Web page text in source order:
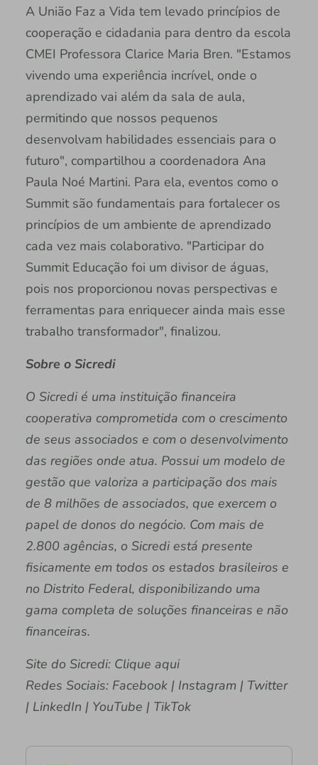
A União Faz a Vida tem levado princípios de
cooperação e cidadania para dentro da escola
CMEI Professora Clarice Maria Bren. "Estamos
vivendo uma experiência incrível, onde o
aprendizado vai além da sala de aula,
permitindo que nossos pequenos
desenvolvam habilidades essenciais para o
futuro", compartilhou a coordenadora Ana
Paula Noé Martini. Para ela, eventos como o
Summit são fundamentais para fortalecer os
princípios de um ambiente de aprendizado
cada vez mais colaborativo. "Participar do
Summit Educação foi um divisor de águas,
pois nos proporcionou novas perspectivas e
ferramentas para enriquecer ainda mais esse
trabalho transformador", finalizou.
Sobre o Sicredi
O Sicredi é uma instituição financeira
cooperativa comprometida com o crescimento
de seus associados e com o desenvolvimento
das regiões onde atua. Possui um modelo de
gestão que valoriza a participação dos mais
de 8 milhões de associados, que exercem o
papel de donos do negócio. Com mais de
2.800 agências, o Sicredi está presente
fisicamente em todos os estados brasileiros e
no Distrito Federal, disponibilizando uma
gama completa de soluções financeiras e não
financeiras.
Site do Sicredi: Clique aqui
Redes Sociais: Facebook | Instagram | Twitter
| LinkedIn | YouTube | TikTok